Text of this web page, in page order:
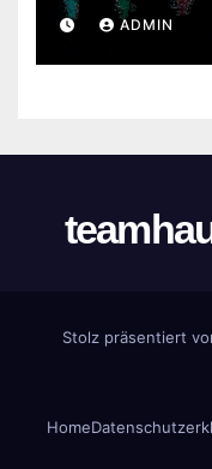
ADMIN
Stolz präsentiert
Home